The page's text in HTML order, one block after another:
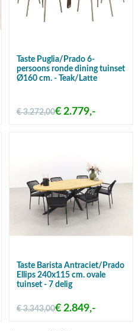
Taste Puglia/Prado 6-
persoons ronde dining tuinset
Ø160 cm. - Teak/Latte
€ 3.272,00€ 2.779,-
Taste Barista Antraciet/Prado
Ellips 240x115 cm. ovale
tuinset - 7 delig
€ 3.343,00€ 2.849,-